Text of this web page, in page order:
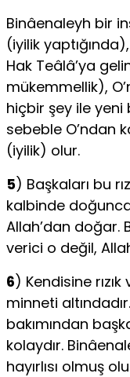
Binâenaleyh bir
(iyilik
Hak Teâlâ’ya
mükemmellik),
hiçbir şey ile yeni
sebeble O’ndan
(iyilik) olur.
5) Başkaları bu
kalbinde
Allah’dan doğar.
verici o değil,
6) Kendisine
minneti
bakımından
kolaydır.
hayırlısı olmuş